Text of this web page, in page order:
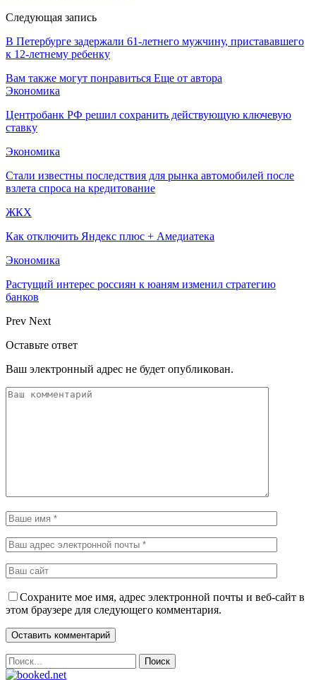
Следующая запись
В Петербурге задержали 61-летнего мужчину, пристававшего
к 12-летнему ребенку
Вам также могут понравиться Еще от автора
Экономика
Центробанк РФ решил сохранить действующую ключевую
ставку
Экономика
Стали известны последствия для рынка автомобилей после
взлета спроса на кредитование
ЖКХ
Как отключить Яндекс плюс + Амедиатека
Экономика
Растущий интерес россиян к юаням изменил стратегию
банков
Prev Next
Оставьте ответ
Ваш электронный адрес не будет опубликован.
Сохраните мое имя, адрес электронной почты и веб-сайт в
этом браузере для следующего комментария.